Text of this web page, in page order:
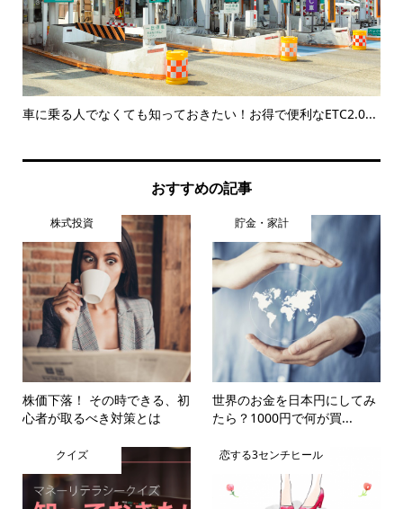
車に乗る人でなくても知っておきたい！お得で便利なETC2.0...
おすすめの記事
株式投資
株価下落！ その時できる、初
心者が取るべき対策とは
貯金・家計
世界のお金を日本円にしてみ
たら？1000円で何が買...
クイズ 恋する3センチヒール